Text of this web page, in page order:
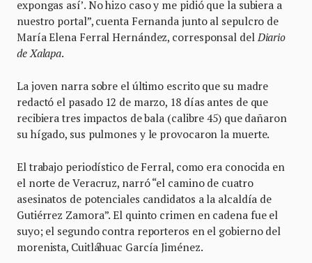
expongas así’. No hizo caso y me pidió que la subiera a
nuestro portal”, cuenta Fernanda junto al sepulcro de
María Elena Ferral Hernández, corresponsal delDiario
de Xalapa.
La joven narra sobre el último escrito que su madre
redactó el pasado 12 de marzo, 18 días antes de que
recibiera tres impactos de bala (calibre 45) que dañaron
su hígado, sus pulmones y le provocaron la muerte.
El trabajo periodístico de Ferral, como era conocida en
el norte de Veracruz, narró “el camino de cuatro
asesinatos de potenciales candidatos a la alcaldía de
Gutiérrez Zamora”. El quinto crimen en cadena fue el
suyo; el segundo contra reporteros en el gobierno del
morenista, Cuitláhuac García Jiménez.